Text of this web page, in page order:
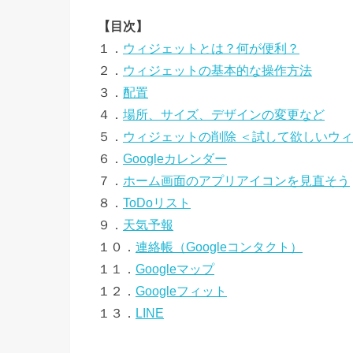
【目次】
１． ウィジェットとは？何が便利？
２． ウィジェットの基本的な操作方法
３． 配置
４． 場所、サイズ、デザインの変更など
５． ウィジェットの削除 ＜試して欲しいウ
６． Googleカレンダー
７． ホーム画面のアプリアイコンを見直そう
８． ToDoリスト
９． 天気予報
１０． 連絡帳（Googleコンタクト）
１１． Googleマップ
１２． Googleフィット
１３． LINE